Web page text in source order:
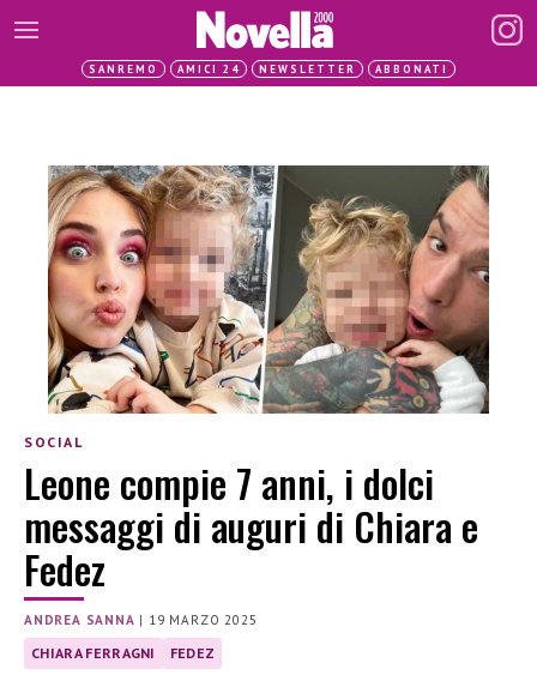
SANREMO AMICI 24 NEWSLETTER ABBONATI
SOCIAL
Leone compie 7 anni, i dolci
messaggi di auguri di Chiara e
Fedez
ANDREA SANNA | 19 MARZO 2025
CHIARA FERRAGNI FEDEZ